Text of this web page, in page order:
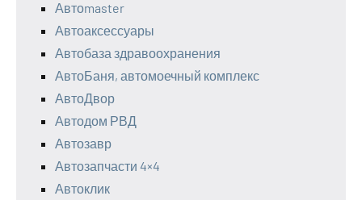
Автоmaster
Автоаксессуары
Автобаза здравоохранения
АвтоБаня, автомоечный комплекс
АвтоДвор
Автодом РВД
Автозавр
Автозапчасти 4×4
Автоклик